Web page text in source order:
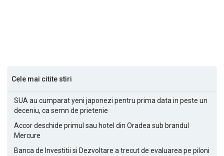
Cele mai citite stiri
SUA au cumparat yeni japonezi pentru prima data in peste un
deceniu, ca semn de prietenie
Accor deschide primul sau hotel din Oradea sub brandul
Mercure
Banca de Investitii si Dezvoltare a trecut de evaluarea pe piloni